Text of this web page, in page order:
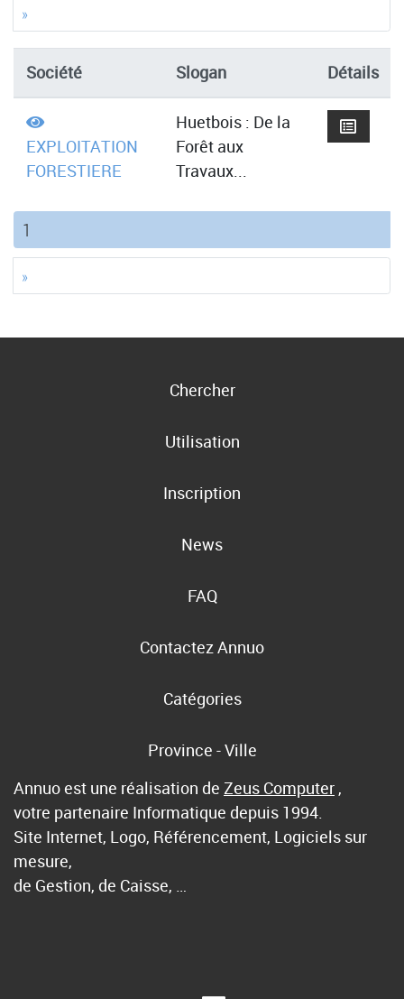
»
Société Slogan Détails
EXPLOITATION
FORESTIERE
Huetbois : De la
Forêt aux
Travaux...
1
»
Chercher
Utilisation
Inscription
News
FAQ
Contactez Annuo
Catégories
Province - Ville
Annuo est une réalisation de Zeus Computer ,
votre partenaire Informatique depuis 1994.
Site Internet, Logo, Référencement, Logiciels sur
mesure,
de Gestion, de Caisse, …